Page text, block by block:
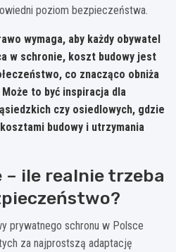
poziom bezpieczeństwa.
wymaga, aby każdy obywatel
w schronie, koszt budowy jest
co znacząco obniża
to być inspiracja dla
czy osiedlowych, gdzie
budowy i utrzymania
– ile realnie trzeba
prywatnego schronu w Polsce
za najprostszą adaptację